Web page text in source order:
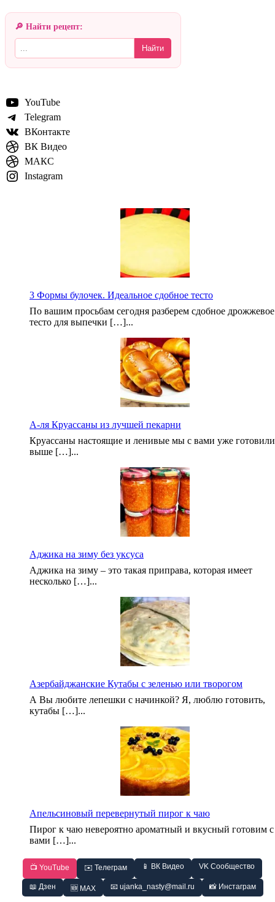
🔎 Найти рецепт:
Найти
YouTube
Telegram
ВКонтакте
ВК Видео
МАКС
Instagram
3 Формы булочек. Идеальное сдобное тесто
По вашим просьбам сегодня разберем сдобное дрожжевое
тесто для выпечки […]...
А-ля Круассаны из лучшей пекарни
Круассаны настоящие и ленивые мы с вами уже
выше […]...
Аджика на зиму без уксуса
Аджика на зиму – это такая приправа, которая имеет
несколько […]...
Азербайджанские Кутабы с зеленью или творогом
А Вы любите лепешки с начинкой? Я, люблю готовить,
кутабы […]...
Апельсиновый перевернутый пирог к чаю
Пирог к чаю невероятно ароматный и вкусный готовим с
вами […]...
📺 YouTube ✉️ Телеграм 📱 ВК Видео VK Сообщество
📖 Дзен 🆕 MAX 📧 ujanka_nasty@mail.ru 📸 Инстаграм